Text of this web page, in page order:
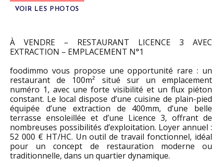
VOIR LES PHOTOS
À VENDRE – RESTAURANT LICENCE 3 AVEC
EXTRACTION – EMPLACEMENT N°1
foodimmo vous propose une opportunité rare : un
restaurant de 100m² situé sur un emplacement
numéro 1, avec une forte visibilité et un flux piéton
constant. Le local dispose d’une cuisine de plain-pied
équipée d’une extraction de 400mm, d’une belle
terrasse ensoleillée et d’une Licence 3, offrant de
nombreuses possibilités d’exploitation. Loyer annuel :
52 000 € HT/HC. Un outil de travail fonctionnel, idéal
pour un concept de restauration moderne ou
traditionnelle, dans un quartier dynamique.